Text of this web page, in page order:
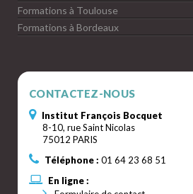
Formations à Toulouse
Formations à Bordeaux
CONTACTEZ-NOUS
Institut François Bocquet
8-10, rue Saint Nicolas
75012 PARIS
Téléphone : 01 64 23 68 51
En ligne :